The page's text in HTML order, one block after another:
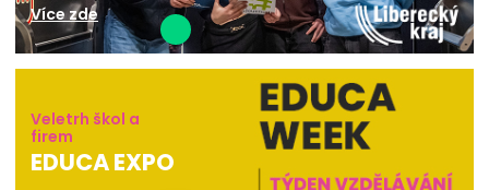
Více zde
Veletrh škol a
firem
EDUCA EXPO